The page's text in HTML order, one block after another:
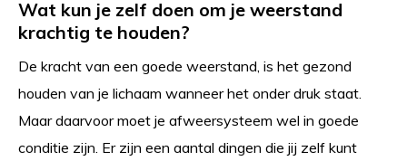
Wat kun je zelf doen om je weerstand
krachtig te houden?
De kracht van een goede weerstand, is het gezond
houden van je lichaam wanneer het onder druk staat.
Maar daarvoor moet je afweersysteem wel in goede
conditie zijn. Er zijn een aantal dingen die jij zelf kunt